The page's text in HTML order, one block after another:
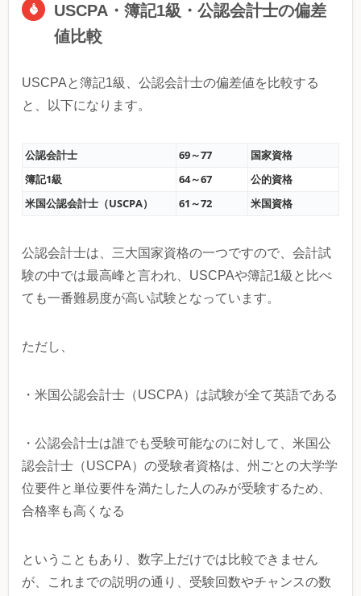
USCPA・簿記1級・公認会計士の偏差
値比較
USCPAと簿記1級、公認会計士の偏差値を比較する
と、以下になります。
公認会計士 69～77
国家資格
簿記1級
64～67
公的資格
米国公認会計士（USCPA）
61～72 米国資格
公認会計士は、三大国家資格の一つですので、会計試
験の中では最高峰と言われ、USCPAや簿記1級と比べ
ても一番難易度が高い試験となっています。
ただし、
・米国公認会計士（USCPA）は試験が全て英語である
・公認会計士は誰でも受験可能なのに対して、米国公
認会計士（USCPA）の受験者資格は、州ごとの大学学
位要件と単位要件を満たした人のみが受験するため、
合格率も高くなる
ということもあり、数字上だけでは比較できません
が、これまでの説明の通り、受験回数やチャンスの数